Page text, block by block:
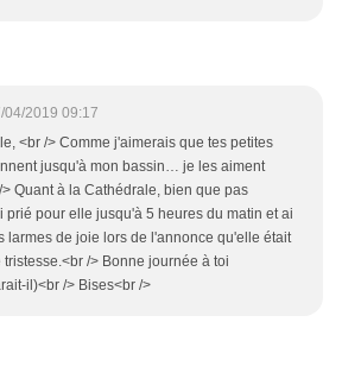
04/2019 09:17
<br /> Comme j'aimerais que tes petites
jusqu'à mon bassin… je les aiment
Quant à la Cathédrale, bien que pas
prié pour elle jusqu'à 5 heures du matin et ai
larmes de joie lors de l'annonce qu'elle était
/> Bonne journée à toi
il)<br /> Bises<br />